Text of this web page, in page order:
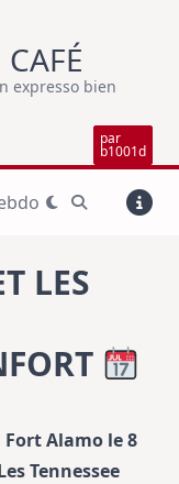
expresso bien
par
b1001d
LES
Alamo le 8
Tennessee